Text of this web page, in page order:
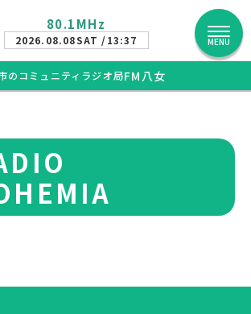
80.1MHz
2026.08.08SAT /13:37 MENU
のコミュニティラジオ局FM八女